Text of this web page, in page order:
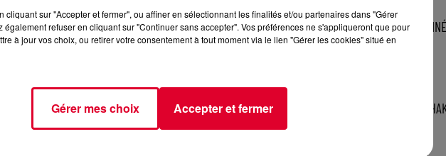
programmation house, deep, et électro
MINIMIX FG :
STARTER FG BY
cliquant sur "Accepter et fermer", ou affiner en sélectionnant les finalités et/ou partenaires dans "Gérer
également refuser en cliquant sur "Continuer sans accepter". Vos préférences ne s'appliqueront que pour
à jour vos choix, ou retirer votre consentement à tout moment via le lien "Gérer les cookies" situé en
Gérer mes choix Accepter et fermer